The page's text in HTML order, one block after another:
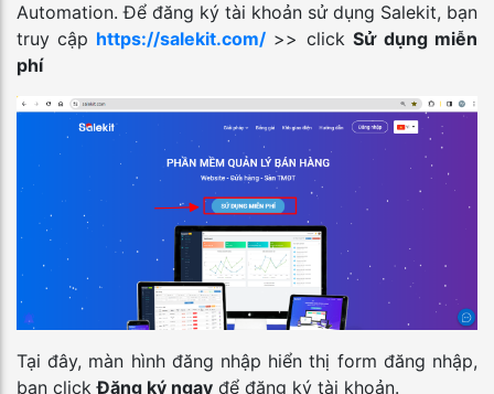
Automation. Để đăng ký tài khoản sử dụng Salekit, bạn
truy cập https://salekit.com/>> clickSử dụng miễn
phí
Tại đây, màn hình đăng nhập hiển thị form đăng nhập,
bạn clickĐăng ký ngay để đăng ký tài khoản.